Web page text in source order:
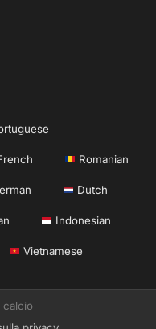
Romanian
Dutch
Indonesian
Vietnamese
calcio